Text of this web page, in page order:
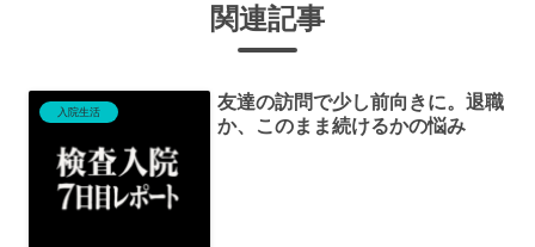
関連記事
入院生活
友達の訪問で少し前向きに。退職
か、このまま続けるかの悩み